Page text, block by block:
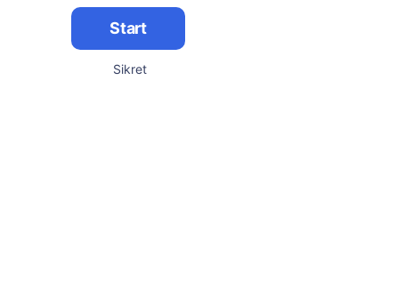
Start
Sikret